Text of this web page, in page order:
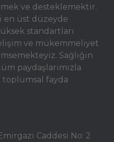
ve desteklemektir.
üst düzeyde
standartları
ve mükemmeliyet
Sağlığın
paydaşlarımızla
toplumsal fayda
Caddesi No: 2